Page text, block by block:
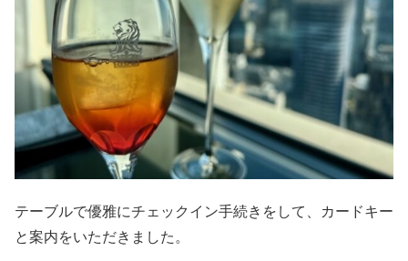
テーブルで優雅にチェックイン手続きをして、カードキー
と案内をいただきました。